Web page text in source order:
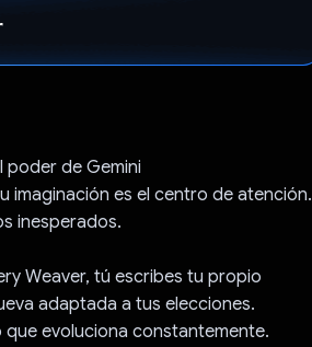
poder de Gemini
imaginación es el centro de atención.
inesperados.
Weaver, tú escribes tu propio
adaptada a tus elecciones.
evoluciona constantemente.